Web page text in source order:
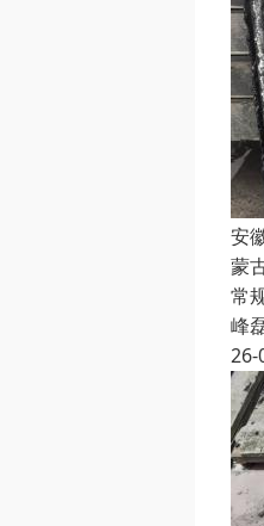
安
蒙
常
峰
26-